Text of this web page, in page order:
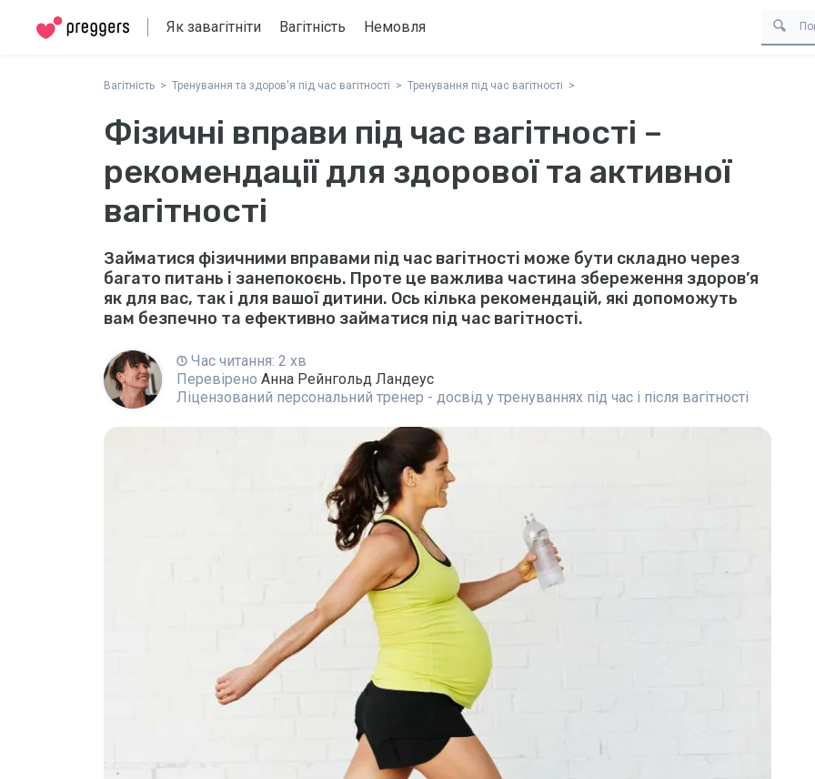
Як завагітніти Вагітність Немовля
Вагітність Тренування та здоров'я під час вагітності Тренування під час вагітності
Фізичні вправи під час вагітності –
рекомендації для здорової та активної
вагітності
Займатися фізичними вправами під час вагітності може бути складно через
багато питань і занепокоєнь. Проте це важлива частина збереження здоров’я
як для вас, так і для вашої дитини. Ось кілька рекомендацій, які допоможуть
вам безпечно та ефективно займатися під час вагітності.
Час читання: 2 хв
Перевірено Анна Рейнгольд Ландеус
Ліцензований персональний тренер - досвід у тренуваннях під час і після вагітності